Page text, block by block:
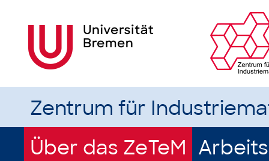
Zentrum für
Über das ZeTeM